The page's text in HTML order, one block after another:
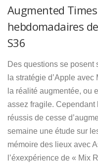
Augmented
hebdomadaires
S36
Des questions se posent
la stratégie d’Apple avec
la réalité augmentée, ou
assez fragile. Cependant
réussis de cesse
semaine une étude sur
mémoire des lieux avec
l’éxexpérience de « Mix